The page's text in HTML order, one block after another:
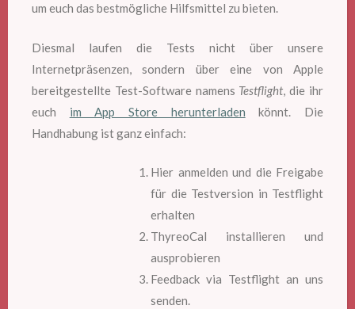
um euch das bestmögliche Hilfsmittel zu bieten.
Diesmal laufen die Tests nicht über unsere
Internetpräsenzen, sondern über eine von Apple
bereitgestellte Test-Software namens Testflight, die ihr
euch im App Store herunterladen könnt. Die
Handhabung ist ganz einfach:
Hier anmelden und die Freigabe
für die Testversion in Testflight
erhalten
ThyreoCal installieren und
ausprobieren
Feedback via Testflight an uns
senden.